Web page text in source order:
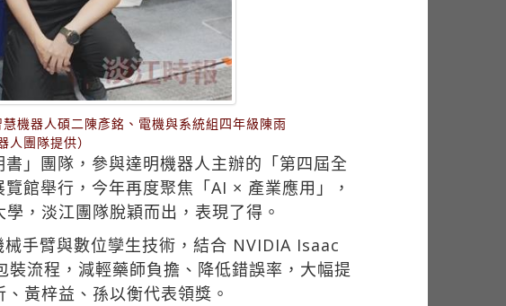
機器人碩二陳彥銘、電機與系統組四年級陳雨
團隊提供）
」團隊，參與達明機器人主辦的「第四屆全
館舉行，今年再度聚焦「AI × 產業應用」，
，淡江團隊脫穎而出，表現了得。
手臂與數位孿生技術，結合 NVIDIA Isaac
流程，減輕藥師負擔、降低錯誤率，大幅提
黃梓益、孫以衡代表領獎。